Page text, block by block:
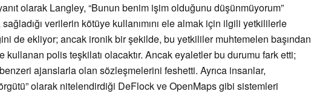
olarak Langley, “Bunun benim işim olduğunu düşünmüyorum”
verilerin kötüye kullanımını ele almak için ilgili yetkililerle
de ekliyor; ancak ironik bir şekilde, bu yetkililer muhtemelen başından
kullanan polis teşkilatı olacaktır. Ancak eyaletler bu durumu fark etti;
ajanslarla olan sözleşmelerini feshetti. Ayrıca insanlar,
olarak nitelendirdiği DeFlock ve OpenMaps gibi sistemleri